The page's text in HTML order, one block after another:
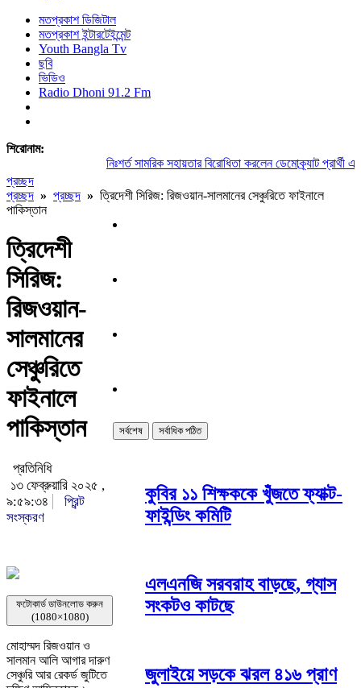
মতপ্রকাশ ডিজিটাল
মতপ্রকাশ ইন্টারটেইন্মেন্ট
Youth Bangla Tv
ছবি
ভিডিও
Radio Dhoni 91.2 Fm
শিরোনাম:
নিঃশর্ত সামরিক সহায়তার বিরোধিতা করলেন ডেমোক্র্যাট প্রার্থী এল-
প্রচ্ছদ
প্রচ্ছদ » প্রচ্ছদ » ত্রিদেশী সিরিজ: রিজওয়ান-সালমানের সেঞ্চুরিতে ফাইনালে
পাকিস্তান
ত্রিদেশী
সিরিজ:
রিজওয়ান-
সালমানের
সেঞ্চুরিতে
ফাইনালে
পাকিস্তান
প্রতিনিধি
১৩ ফেব্রুয়ারি ২০২৫ ,
৯:৫৯:৩৪
প্রিন্ট
সংস্করণ
ফটোকার্ড ডাউনলোড করুন
(1080×1080)
মোহাম্মদ রিজওয়ান ও
সালমান আলি আগার দারুণ
সেঞ্চুরি আর রেকর্ড জুটিতে
সর্বশেষ সর্বাধিক পঠিত
কুবির ১১ শিক্ষককে খুঁজতে ফ্যাক্ট-
ফাইন্ডিং কমিটি
এলএনজি সরবরাহ বাড়ছে, গ্যাস
সংকটও কাটছে
জুলাইয়ে সড়কে ঝরল ৪১৬ প্রাণ